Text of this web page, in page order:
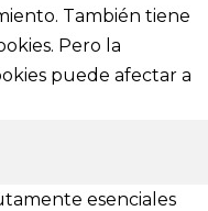
También tiene
Pero la
puede afectar a
esenciales